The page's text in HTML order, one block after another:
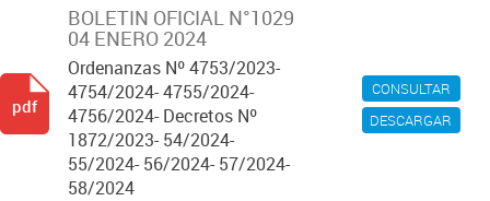
CONSULTAR
DESCARGAR
BOLETIN OFICIAL N°1029
04 ENERO 2024
Ordenanzas Nº 4753/2023-
4754/2024- 4755/2024-
4756/2024- Decretos Nº
1872/2023- 54/2024-
55/2024- 56/2024- 57/2024-
58/2024
pdf